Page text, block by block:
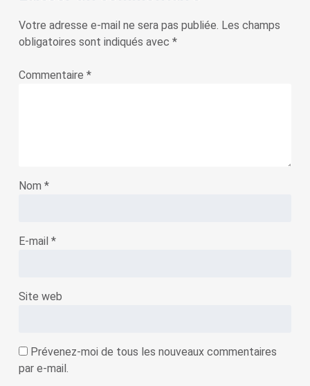
Votre adresse e-mail ne sera pas publiée. Les champs
obligatoires sont indiqués avec *
Commentaire *
Nom *
E-mail *
Site web
Prévenez-moi de tous les nouveaux commentaires
par e-mail.